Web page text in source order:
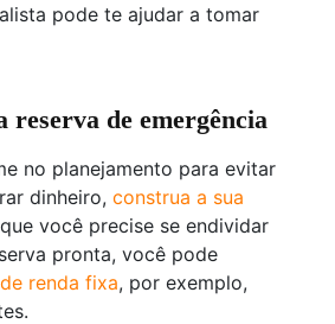
pode te ajudar a tomar
reserva de emergência
no planejamento para evitar
dinheiro, construa a sua
você precise se endividar
pronta, você pode
renda fixa, por exemplo,